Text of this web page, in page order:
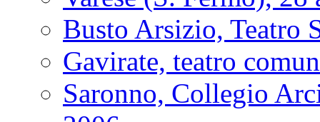
Busto Arsizio, Teatro
Gavirate, teatro
Saronno, Collegio